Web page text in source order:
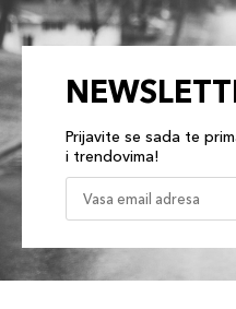
Prijavite se sada te
i trendovima!